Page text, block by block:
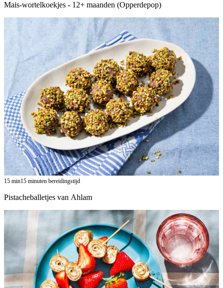
Mais-wortelkoekjes - 12+ maanden (Opperdepop)
15 min15 minuten bereidingstijd
Pistacheballetjes van Ahlam